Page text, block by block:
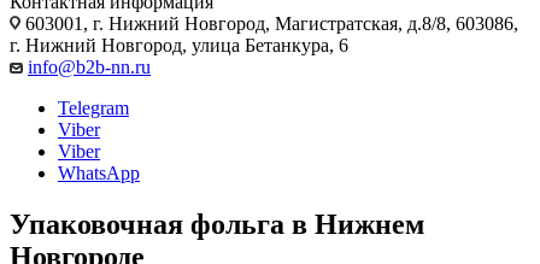
603001, г. Нижний Новгород, Магистратская, д.8/8, 603086,
г. Нижний Новгород, улица Бетанкура, 6
info@b2b-nn.ru
Telegram
Viber
Viber
WhatsApp
Упаковочная фольга в Нижнем
Новгороде